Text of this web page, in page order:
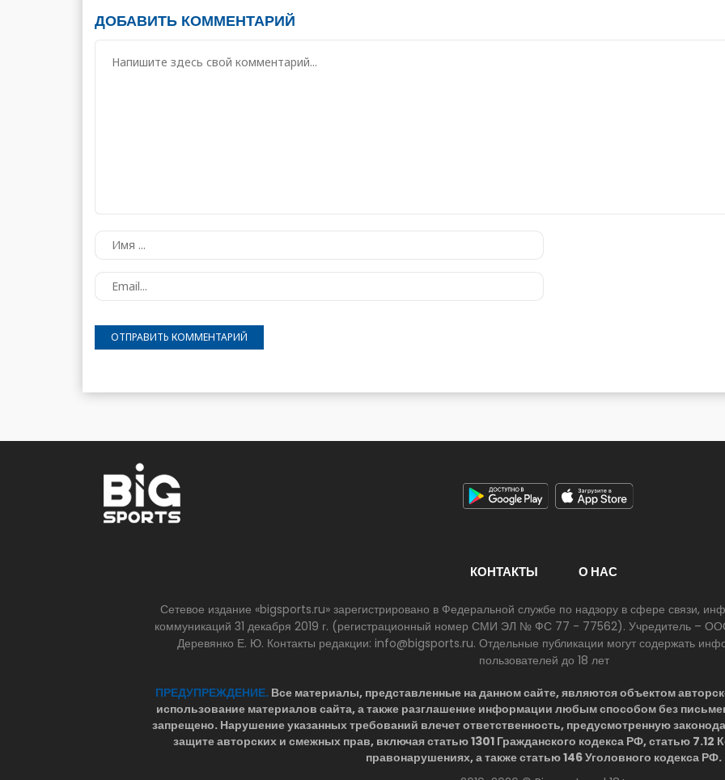
ДОБАВИТЬ КОММЕНТАРИЙ
КОНТАКТЫ О НАС
Сетевое издание «bigsports.ru» зарегистрировано в Федеральной службе по надзору в сфере связи,
коммуникаций 31 декабря 2019 г. (регистрационный номер СМИ ЭЛ № ФС 77 - 77562). Учредитель –
Деревянко Е. Ю. Контакты редакции: info@bigsports.ru. Отдельные публикации могут содержать
пользователей до 18 лет
ПРЕДУПРЕЖДЕНИЕ.Все материалы, представленные на данном сайте, являются объектом
использование материалов сайта, а также разглашение информации любым способом без
запрещено. Нарушение указанных требований влечет ответственность, предусмотренную
защите авторских и смежных прав, включая статью 1301 Гражданского кодекса РФ, статью
правонарушениях, а также статью 146 Уголовного кодекса РФ.